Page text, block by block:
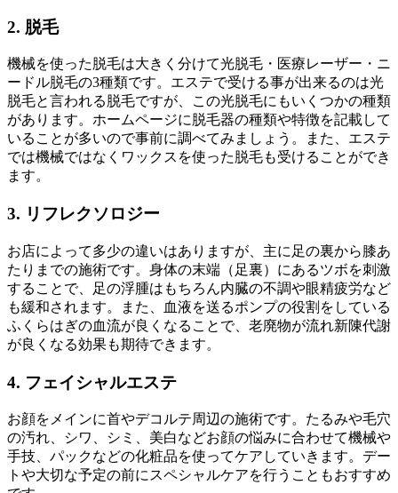
2. 脱毛
機械を使った脱毛は大きく分けて光脱毛・医療レーザー・ニ
ードル脱毛の3種類です。エステで受ける事が出来るのは光
脱毛と言われる脱毛ですが、この光脱毛にもいくつかの種類
があります。ホームページに脱毛器の種類や特徴を記載して
いることが多いので事前に調べてみましょう。また、エステ
では機械ではなくワックスを使った脱毛も受けることができ
ます。
3. リフレクソロジー
お店によって多少の違いはありますが、主に足の裏から膝あ
たりまでの施術です。身体の末端（足裏）にあるツボを刺激
することで、足の浮腫はもちろん内臓の不調や眼精疲労など
も緩和されます。また、血液を送るポンプの役割をしている
ふくらはぎの血流が良くなることで、老廃物が流れ新陳代謝
が良くなる効果も期待できます。
4. フェイシャルエステ
お顔をメインに首やデコルテ周辺の施術です。たるみや毛穴
の汚れ、シワ、シミ、美白などお顔の悩みに合わせて機械や
手技、パックなどの化粧品を使ってケアしていきます。デー
トや大切な予定の前にスペシャルケアを行うこともおすすめ